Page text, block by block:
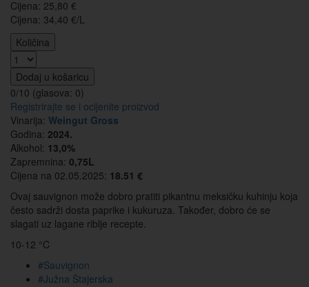
Cijena: 25,80 €
Cijena: 34,40 €/L
Količina
Dodaj u košaricu
0/10 (glasova: 0)
Registrirajte se i ocijenite proizvod
Vinarija: Weingut Gross
Godina: 2024.
Alkohol: 13,0%
Zapremnina: 0,75L
Cijena na 02.05.2025: 18.51 €
Ovaj sauvignon može dobro pratiti pikantnu meksičku kuhinju koja
često sadrži dosta paprike i kukuruza. Također, dobro će se
slagati uz lagane riblje recepte.
10-12 °C
#Sauvignon
#Južna Štajerska